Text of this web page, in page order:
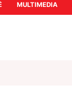
MULTIMEDIA